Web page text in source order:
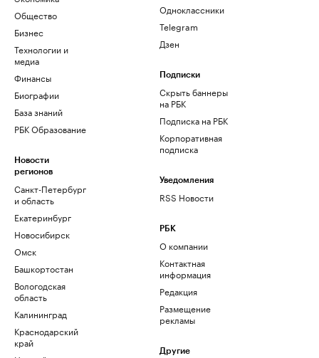
Общество
Бизнес
Технологии и
медиа
Финансы
Биографии
База знаний
РБК Образование
Новости
регионов
Санкт-Петербург
и область
Екатеринбург
Новосибирск
Омск
Башкортостан
Вологодская
область
Калининград
Краснодарский
край
Одноклассники
Telegram
Дзен
Подписки
Скрыть баннеры
на РБК
Подписка на РБК
Корпоративная
подписка
Уведомления
RSS Новости
РБК
О компании
Контактная
информация
Редакция
Размещение
рекламы
Другие